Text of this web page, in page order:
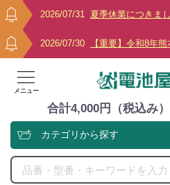
2026/07/31 夏季休業につきま
2026/07/30 【重要】令和8年
メニュー
合計4,000円（税込み